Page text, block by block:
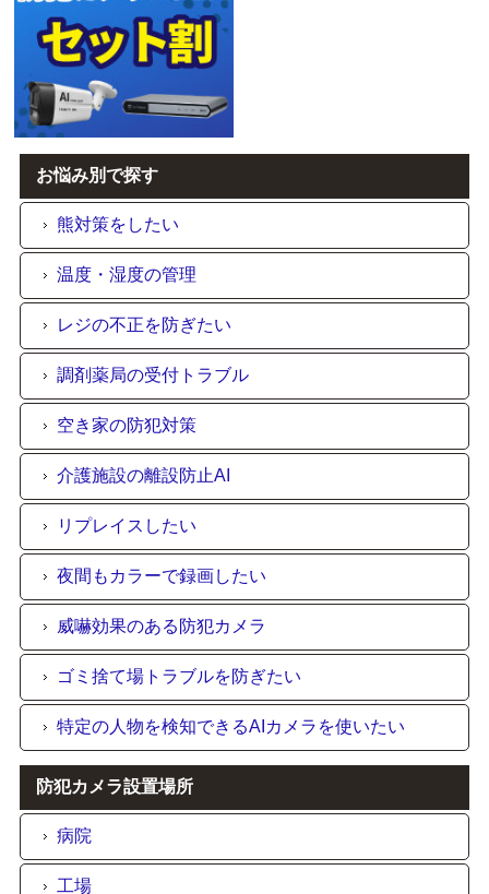
お悩み別で探す
熊対策をしたい
温度・湿度の管理
レジの不正を防ぎたい
調剤薬局の受付トラブル
空き家の防犯対策
介護施設の離設防止AI
リプレイスしたい
夜間もカラーで録画したい
威嚇効果のある防犯カメラ
ゴミ捨て場トラブルを防ぎたい
特定の人物を検知できるAIカメラを使いたい
防犯カメラ設置場所
病院
工場